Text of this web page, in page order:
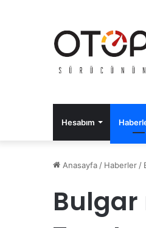
Hesabım
Anasayfa / Haberler /
Bulgar